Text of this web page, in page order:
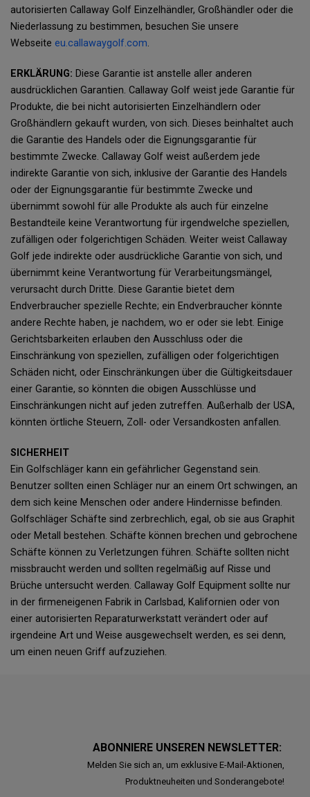
autorisierten Callaway Golf Einzelhändler, Großhändler oder die
Niederlassung zu bestimmen, besuchen Sie unsere
Webseite eu.callawaygolf.com.
ERKLÄRUNG: Diese Garantie ist anstelle aller anderen
ausdrücklichen Garantien. Callaway Golf weist jede Garantie für
Produkte, die bei nicht autorisierten Einzelhändlern oder
Großhändlern gekauft wurden, von sich. Dieses beinhaltet auch
die Garantie des Handels oder die Eignungsgarantie für
bestimmte Zwecke. Callaway Golf weist außerdem jede
indirekte Garantie von sich, inklusive der Garantie des Handels
oder der Eignungsgarantie für bestimmte Zwecke und
übernimmt sowohl für alle Produkte als auch für einzelne
Bestandteile keine Verantwortung für irgendwelche speziellen,
zufälligen oder folgerichtigen Schäden. Weiter weist Callaway
Golf jede indirekte oder ausdrückliche Garantie von sich, und
übernimmt keine Verantwortung für Verarbeitungsmängel,
verursacht durch Dritte. Diese Garantie bietet dem
Endverbraucher spezielle Rechte; ein Endverbraucher könnte
andere Rechte haben, je nachdem, wo er oder sie lebt. Einige
Gerichtsbarkeiten erlauben den Ausschluss oder die
Einschränkung von speziellen, zufälligen oder folgerichtigen
Schäden nicht, oder Einschränkungen über die Gültigkeitsdauer
einer Garantie, so könnten die obigen Ausschlüsse und
Einschränkungen nicht auf jeden zutreffen. Außerhalb der USA,
könnten örtliche Steuern, Zoll- oder Versandkosten anfallen.
SICHERHEIT
Ein Golfschläger kann ein gefährlicher Gegenstand sein.
Benutzer sollten einen Schläger nur an einem Ort schwingen, an
dem sich keine Menschen oder andere Hindernisse befinden.
Golfschläger Schäfte sind zerbrechlich, egal, ob sie aus Graphit
oder Metall bestehen. Schäfte können brechen und gebrochene
Schäfte können zu Verletzungen führen. Schäfte sollten nicht
missbraucht werden und sollten regelmäßig auf Risse und
Brüche untersucht werden. Callaway Golf Equipment sollte nur
in der firmeneigenen Fabrik in Carlsbad, Kalifornien oder von
einer autorisierten Reparaturwerkstatt verändert oder auf
irgendeine Art und Weise ausgewechselt werden, es sei denn,
um einen neuen Griff aufzuziehen.
ABONNIERE UNSEREN NEWSLETTER:
Melden Sie sich an, um exklusive E-Mail-Aktionen,
Produktneuheiten und Sonderangebote!